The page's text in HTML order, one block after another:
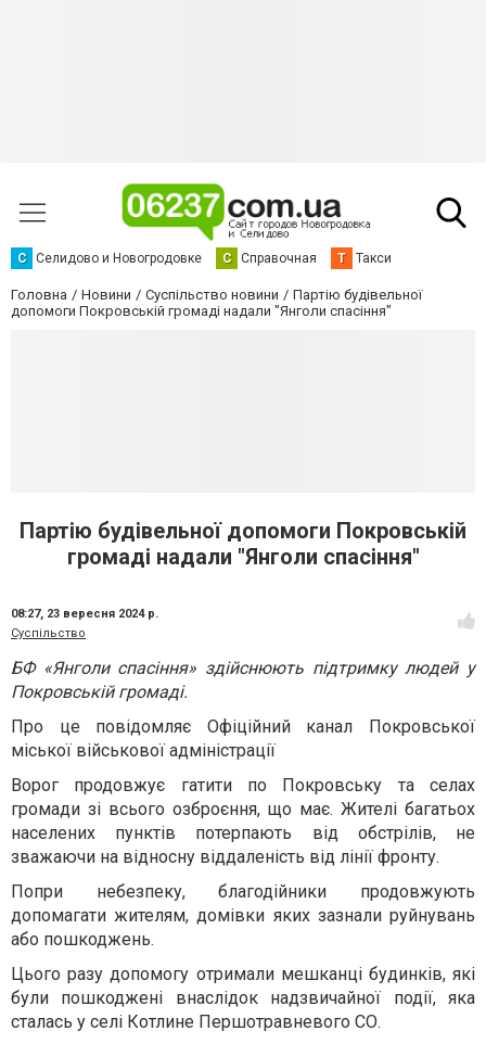
С Селидово и Новогродовке С Справочная Т Такси
Головна Новини Суспільство новини
Партію будівельної
допомоги Покровській громаді надали "Янголи спасіння"
Партію будівельної допомоги Покровській
громаді надали "Янголи спасіння"
08:27, 23 вересня 2024 р.
Суспільство
БФ «Янголи спасіння» здійснюють підтримку людей у
Покровській громаді.
Про це повідомляє Офіційний канал Покровської
міської військової адміністрації
Ворог продовжує гатити по Покровську та селах
громади зі всього озброєння, що має. Жителі багатьох
населених пунктів потерпають від обстрілів, не
зважаючи на відносну віддаленість від лінії фронту.
Попри небезпеку, благодійники продовжують
допомагати жителям, домівки яких зазнали руйнувань
або пошкоджень.
Цього разу допомогу отримали мешканці будинків, які
були пошкоджені внаслідок надзвичайної події, яка
сталась у селі Котлине Першотравневого СО.